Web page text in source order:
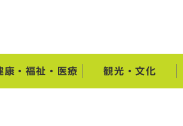
康・福祉・医療 観光・文化